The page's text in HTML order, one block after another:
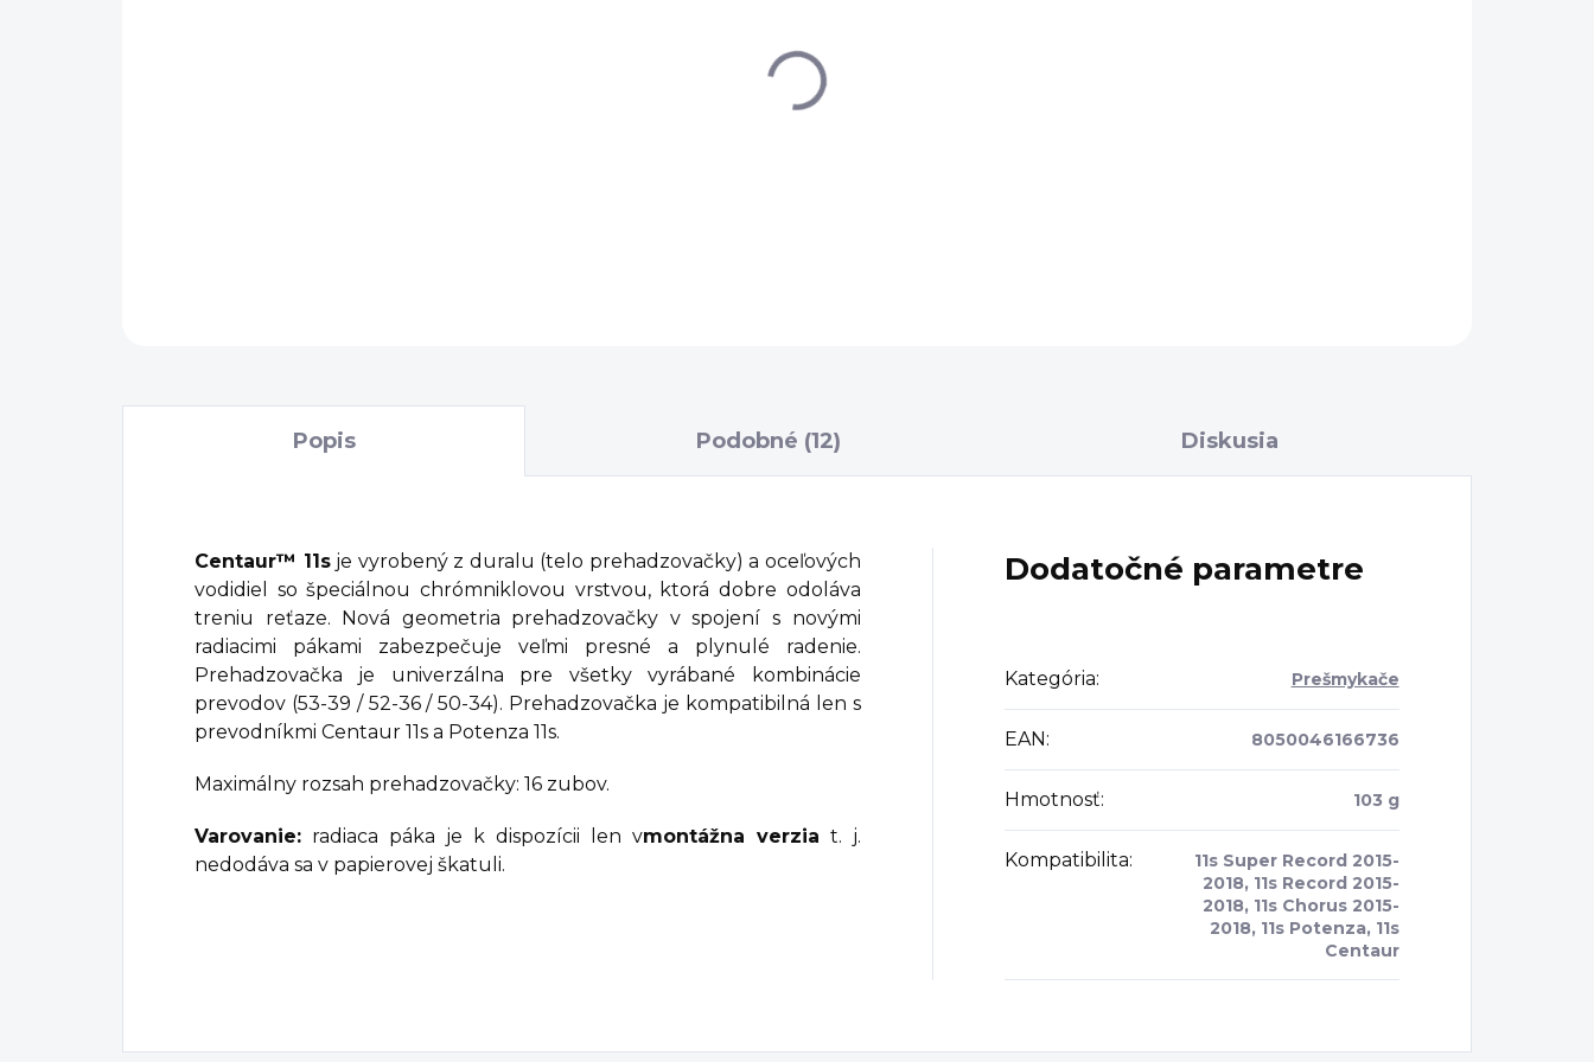
Popis Podobné (12) Diskusia
Centaur™ 11sje vyrobený z duralu (telo prehadzovačky) a oceľových
vodidiel so špeciálnou chrómniklovou vrstvou, ktorá dobre odoláva
treniu reťaze. Nová geometria prehadzovačky v spojení s novými
radiacimi pákami zabezpečuje veľmi presné a plynulé radenie.
Prehadzovačka je univerzálna pre všetky vyrábané kombinácie
prevodov (53-39 / 52-36 / 50-34). Prehadzovačka je kompatibilná len s
prevodníkmi Centaur 11s a Potenza 11s.
Maximálny rozsah prehadzovačky: 16 zubov.
Varovanie: radiaca páka je k dispozícii len vmontážna verzia t. j.
nedodáva sa v papierovej škatuli.
Dodatočné parametre
Kategória: Prešmykače
EAN : 8050046166736
Hmotnosť: 103 g
Kompatibilita:
11s Super Record 2015-
2018, 11s Record 2015-
2018, 11s Chorus 2015-
2018, 11s Potenza, 11s
Centaur